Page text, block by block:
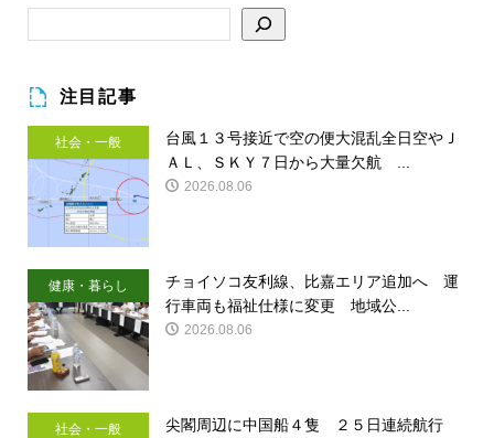
注目記事
社会・一般
台風１３号接近で空の便大混乱全日空やＪ
ＡＬ、ＳＫＹ７日から大量欠航 ...
2026.08.06
健康・暮らし
チョイソコ友利線、比嘉エリア追加へ 運
行車両も福祉仕様に変更 地域公...
2026.08.06
社会・一般
尖閣周辺に中国船４隻 ２５日連続航行